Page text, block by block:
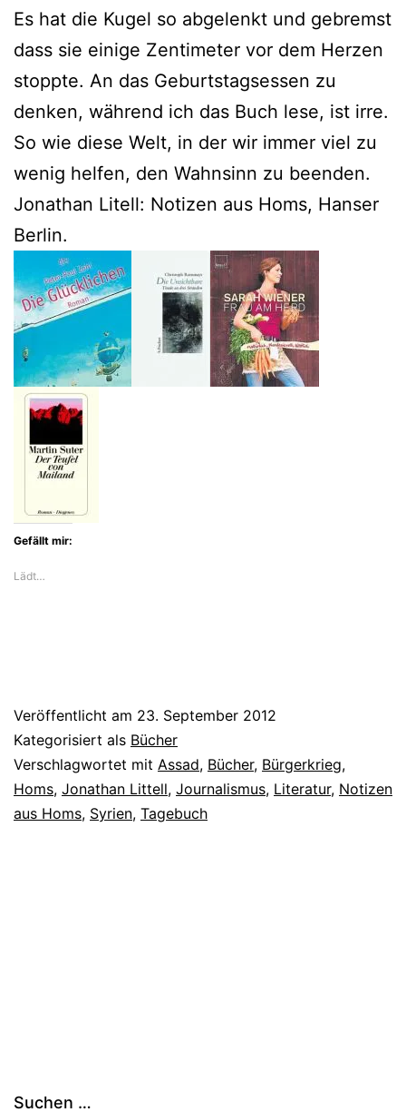
Es hat die Kugel so abgelenkt und gebremst
dass sie einige Zentimeter vor dem Herzen
stoppte. An das Geburtstagsessen zu
denken, während ich das Buch lese, ist irre.
So wie diese Welt, in der wir immer viel zu
wenig helfen, den Wahnsinn zu beenden.
Jonathan Litell: Notizen aus Homs, Hanser
Berlin.
Gefällt mir:
Lädt…
Veröffentlicht am 23. September 2012
Kategorisiert als Bücher
Verschlagwortet mit Assad, Bücher, Bürgerkrieg,
Homs, Jonathan Littell, Journalismus, Literatur, Notizen
aus Homs, Syrien, Tagebuch
Suchen …